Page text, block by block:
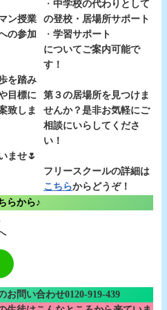
ン授業
の参加
を踏み
目標に
致しま
ませ🌷
・ 中学校の代わりとして
の登校・居場所サポート
・ 学習サポート
についてご案内可能で
す！
第３の居場所を見つけま
せんか？是非お気軽にご
相談にいらしてくださ
い！
フリースクールの詳細は
こちらからどうぞ！
らから♪
お問い合わせ0120-919-439